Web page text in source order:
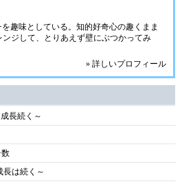
趣味としている。知的好奇心の趣くまま
ンジして、とりあえず壁にぶつかってみ
» 詳しいプロフィール
長続く～
数
長は続く～